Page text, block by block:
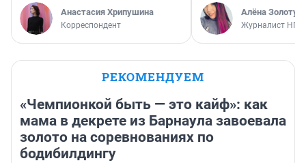
Анастасия Хрипушина
Корреспондент
Алёна
Журналист НГС
РЕКОМЕНДУЕМ
«Чемпионкой быть — это кайф»: как
мама в декрете из Барнаула завоевала
золото на соревнованиях по
бодибилдингу